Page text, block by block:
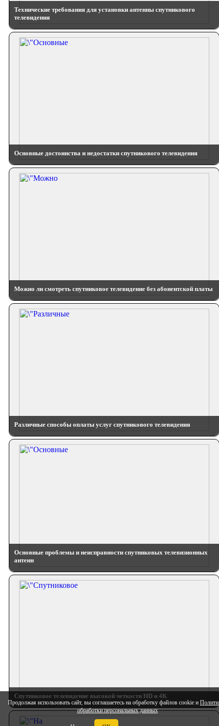
Продолжая использовать сайт, вы соглашаетесь на обработку файлов cookie и
обработки персональных данных
Технические требования для установки антенны спутникового
телевидения
Основные достоинства и недостатки спутникового телевидения
Можно ли смотреть спутниковое телевидение без абонентской платы
Различные способы оплаты услуг спутникового телевидения
Основные проблемы и неисправности спутниковых телевизионных
антенн
Спутниковое телевидение высокой четкости HD и 4K